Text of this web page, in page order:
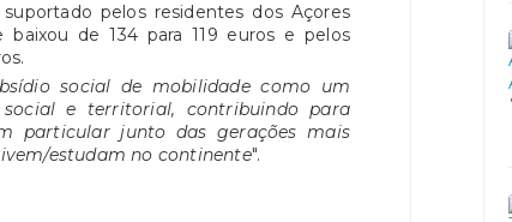
pelos residentes dos Açores
de 134 para 119 euros e pelos
social de mobilidade como um
e territorial, contribuindo para
particular junto das gerações mais
estudam no continente".